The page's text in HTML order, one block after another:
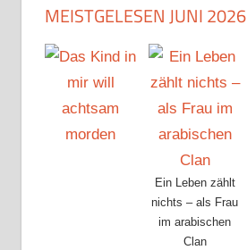
MEISTGELESEN JUNI 2026
Ein Leben zählt
nichts – als Frau
im arabischen
Clan